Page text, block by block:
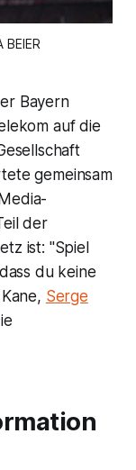
Bayern
auf die
gemeinsam
der
ist: "Spiel
du keine
Serge